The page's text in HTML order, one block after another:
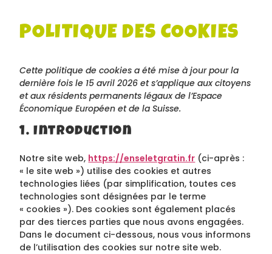
POLITIQUE DES COOKIES
Cette politique de cookies a été mise à jour pour la
dernière fois le 15 avril 2026 et s’applique aux citoyens
et aux résidents permanents légaux de l’Espace
Économique Européen et de la Suisse.
1. Introduction
Notre site web, https://enseletgratin.fr (ci-après :
« le site web ») utilise des cookies et autres
technologies liées (par simplification, toutes ces
technologies sont désignées par le terme
« cookies »). Des cookies sont également placés
par des tierces parties que nous avons engagées.
Dans le document ci-dessous, nous vous informons
de l’utilisation des cookies sur notre site web.